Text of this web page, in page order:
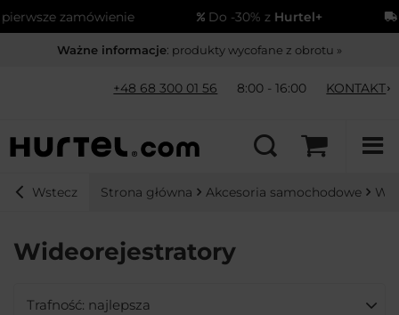
zamówienie Do -30% z Hurtel+
Ważne informacje: produkty wycofane z obrotu »
+48 68 300 01 56 8:00 - 16:00 KONTAKT
Wstecz Strona główna Akcesoria samochodowe
Wideorejestratory
Zmień sortowanie
Trafność: najlepsza